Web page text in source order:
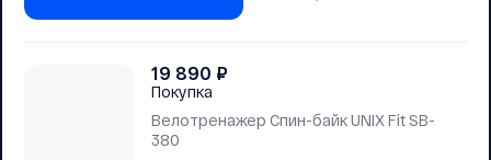
19 890 ₽
Покупка
Велотренажер Спин-байк UNIX Fit SB-
380